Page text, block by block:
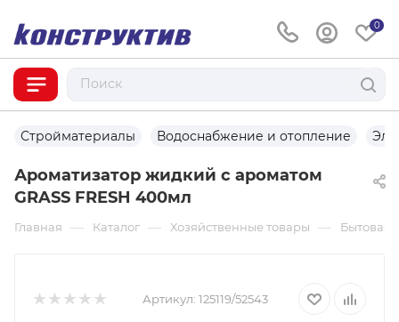
0
Стройматериалы Водоснабжение и отопление
Ароматизатор жидкий с ароматом
GRASS FRESH 400мл
Главная — Каталог — Хозяйственные товары — Бытовая
Артикул: 125119/52543